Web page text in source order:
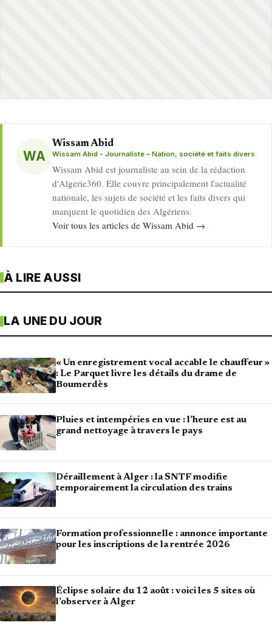
WA
Wissam Abid
Wissam Abid - Journaliste – Nation, société et faits divers
Wissam Abid est journaliste au sein de la rédaction
d'Algerie360. Elle couvre principalement l'actualité
nationale, les sujets de société et les faits divers qui
marquent le quotidien des Algériens.
Voir tous les articles de Wissam Abid →
À LIRE AUSSI
LA UNE DU JOUR
« Un enregistrement vocal accable le chauffeur »
: Le Parquet livre les détails du drame de
Boumerdès
Pluies et intempéries en vue : l’heure est au
grand nettoyage à travers le pays
Déraillement à Alger : la SNTF modifie
temporairement la circulation des trains
Formation professionnelle : annonce importante
pour les inscriptions de la rentrée 2026
Éclipse solaire du 12 août : voici les 5 sites où
l’observer à Alger